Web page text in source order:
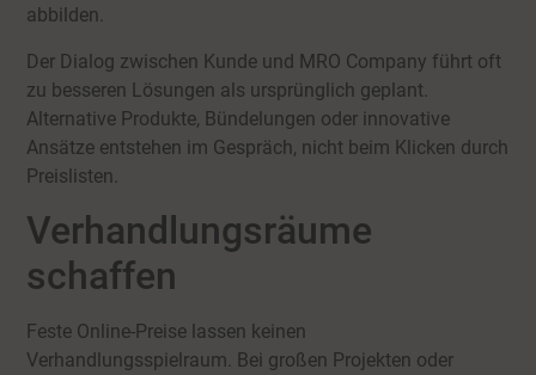
abbilden.
Der Dialog zwischen Kunde und MRO Company führt oft
zu besseren Lösungen als ursprünglich geplant.
Alternative Produkte, Bündelungen oder innovative
Ansätze entstehen im Gespräch, nicht beim Klicken durch
Preislisten.
Verhandlungsräume
schaffen
Feste Online-Preise lassen keinen
Verhandlungsspielraum. Bei großen Projekten oder